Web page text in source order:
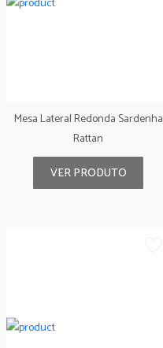
Mesa Lateral Redonda Sardenha
Rattan
VER PRODUTO